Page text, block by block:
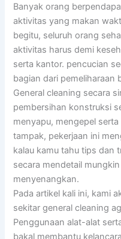
Banyak orang
aktivitas yang makan
begitu, seluruh orang
aktivitas harus demi
serta kantor. pencucian
bagian dari pemeliharaan
General cleaning secara
pembersihan konstruksi
menyapu, mengepel
tampak, pekerjaan ini
kalau kamu tahu tips dan
secara mendetail
menyenangkan.
Pada artikel kali ini, kami
sekitar general cleaning
Penggunaan alat-alat
bakal membantu